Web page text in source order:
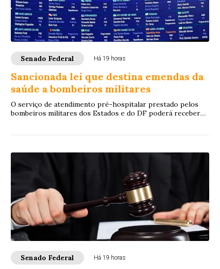
Senado Federal Há 19 horas
Sancionada lei que destina emendas da
saúde a bombeiros militares
O serviço de atendimento pré-hospitalar prestado pelos
bombeiros militares dos Estados e do DF poderá receber
Senado Federal Há 19 horas